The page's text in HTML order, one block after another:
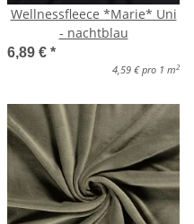
Wellnessfleece *Marie* Uni
- nachtblau
6,89 € *
4,59 € pro 1 m 2